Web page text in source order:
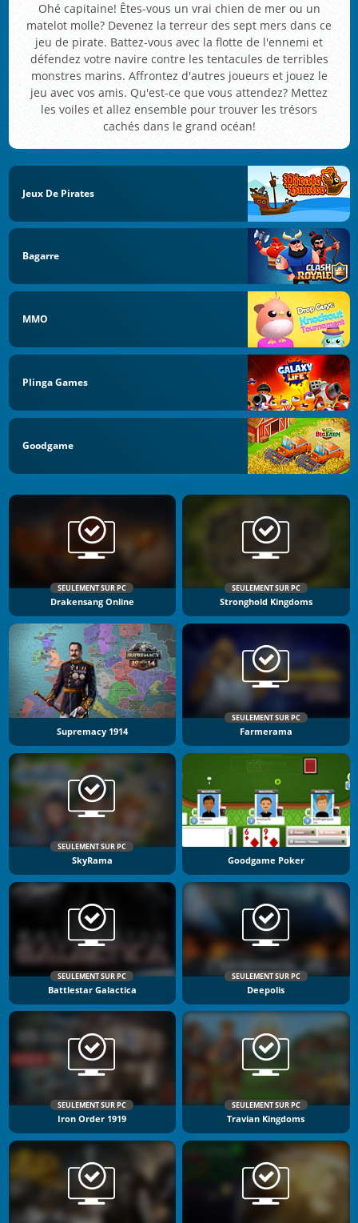
Ohé capitaine! Êtes-vous un vrai chien de mer ou un
matelot molle? Devenez la terreur des sept mers dans ce
jeu de pirate. Battez-vous avec la flotte de l'ennemi et
défendez votre navire contre les tentacules de terribles
monstres marins. Affrontez d'autres joueurs et jouez le
jeu avec vos amis. Qu'est-ce que vous attendez? Mettez
les voiles et allez ensemble pour trouver les trésors
cachés dans le grand océan!
Jeux De Pirates
Bagarre
MMO
Plinga Games
Goodgame
SEULEMENT SUR PC
Drakensang Online
SEULEMENT SUR PC
Stronghold Kingdoms
Supremacy 1914
SEULEMENT SUR PC
Farmerama
SEULEMENT SUR PC
SkyRama Goodgame Poker
SEULEMENT SUR PC
Battlestar Galactica
SEULEMENT SUR PC
Deepolis
SEULEMENT SUR PC
Iron Order 1919
SEULEMENT SUR PC
Travian Kingdoms